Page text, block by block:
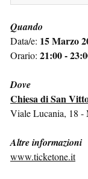
Quando
Data/e: 15 Marzo
Orario: 21:00 -
Dove
Chiesa di San
Viale Lucania, 18 -
Altre informazioni
www.ticketone.it